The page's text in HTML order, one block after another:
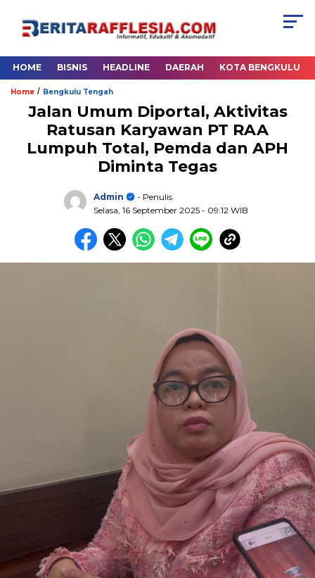
HOME BISNIS HEADLINE DAERAH KOTA BENGKULU
Home / Bengkulu Tengah
Jalan Umum Diportal, Aktivitas
Ratusan Karyawan PT RAA
Lumpuh Total, Pemda dan APH
Diminta Tegas
Admin
- Penulis
Selasa, 16 September 2025 - 09:12 WIB